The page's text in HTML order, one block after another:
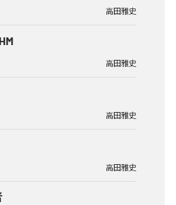
高田雅史
高田雅史
高田雅史
高田雅史